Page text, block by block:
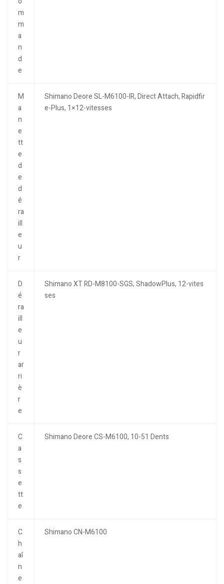
m
m
a
n
d
e
M
a
n
e
tt
e
d
e
d
é
ra
ill
e
u
r
Shimano Deore SL-M6100-IR, Direct Attach, Rapidfir
e-Plus, 1×12-vitesses
D
é
ra
ill
e
u
r
ar
ri
è
r
e
Shimano XT RD-M8100-SGS, ShadowPlus, 12-vites
ses
C
a
s
s
e
tt
e
Shimano Deore CS-M6100, 10-51 Dents
C
h
aî
n
e
Shimano CN-M6100